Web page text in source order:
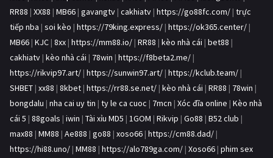
RR88 | XX88 | MB66 | gavangtv | cakhiatv | https://go88fc.com/ | trực
tiếp nba | soi kèo | https://79king.express/ | https://ok365.center/ |
MB66 | KJC | 8xx | https://mm88.io/ | RR88 | kèo nhà cái | bet88 |
cakhiatv | kèo nhà cái | 78win | https://f8beta2.me/ |
https://rikvip97.art/ | https://sunwin97.art/ | https://kclub.team/ |
SHBET | xx88 | 8kbet | https://rr88.se.net/ | kèo nhà cái | RR88 | 78win |
bongdalu | nha cai uy tin | ty le ca cuoc | 7mcn | Xóc đĩa online | Kèo nhà
cái 5 | 88goals | iwin | Tài xỉu MD5 | 1GOM | Rikvip | Go88 | B52 club |
max88 | MM88 | Ae888 | go88 | xoso66 | https://cm88.dad/ |
https://hi88.uno/ | MM88 | https://alo789ga.com/ | Xoso66 | phim sex